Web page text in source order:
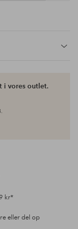
i vores outlet.
kr*
eller del op